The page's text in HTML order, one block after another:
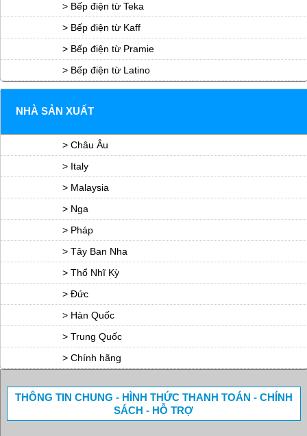
> Bếp điện từ Teka
> Bếp điện từ Kaff
> Bếp điện từ Pramie
> Bếp điện từ Latino
NHÀ SẢN XUẤT
> Châu Âu
> Italy
> Malaysia
> Nga
> Pháp
> Tây Ban Nha
> Thổ Nhĩ Kỳ
> Đức
> Hàn Quốc
> Trung Quốc
> Chính hãng
THÔNG TIN CHUNG - HÌNH THỨC THANH TOÁN - CHÍNH
SÁCH - HỖ TRỢ